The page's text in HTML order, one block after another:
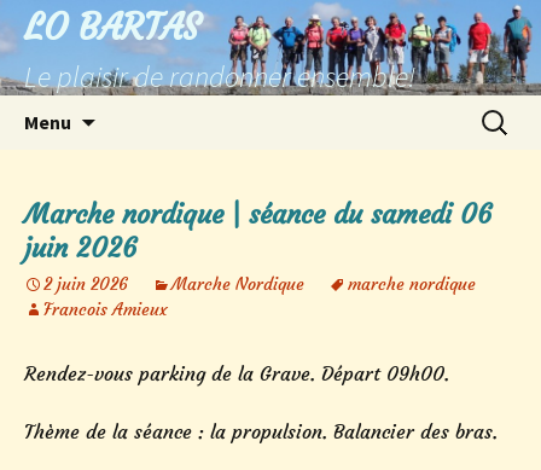
Aller
au
contenu
LO BARTAS
Le plaisir de randonner ensemble!
Menu
Marche nordique | séance du samedi 06
juin 2026
2 juin 2026 Marche Nordique
marche nordique
Francois Amieux
Rendez-vous parking de la Grave. Départ 09h00.
Thème de la séance : la propulsion. Balancier des bras.